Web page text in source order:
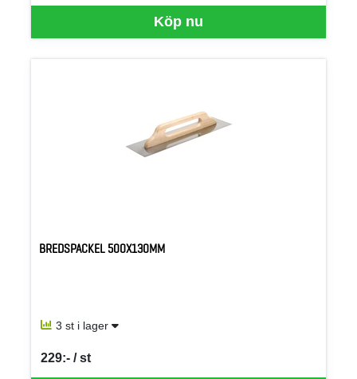
Köp nu
BREDSPACKEL 500X130MM
3 st i lager
229:- / st
SEK per ST